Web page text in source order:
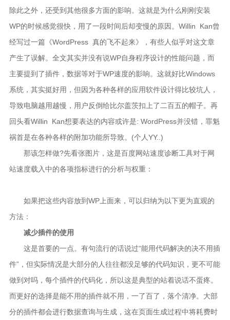
除此之外，还受到其他很多方面的影响。这就是为什么刚刚安装
WP的时候感觉很快，用了一段时间后却变慢的原因。Willin Kan曾
经写过一篇《WordPress 真的飞不起来》，有些人似乎对这文章
产生了误解。全文其实并没有说WP自身程序设计的性能问题，而
主要提到了插件，数据等对于WP速度的影响。这就好比Windows
系统，其实挺好用，但因为各种各样的应用软件设计得比较坑人，
导致电脑越用越慢，用户反倒给比尔盖茨扣上了二百五的帽子。再
回头看Willin Kan想要表达的内容或许是: WordPress并没错，罪魁
祸首是在各种各样的附加功能所导致。(个人YY..)
那该怎样做?先看张图片，这是百度网站速度诊断工具对于网
站速度载入中的各项指标进行的分析与权重：
如果把这些内容放到WP上面来，可以归纳为以下更为直观的
方法：
减少插件的使用
这是首要的一点。有句流行的话说过“能用代码解决的决不用插
件”，但实际情况是大部分的人往往都没足够的代码知识，更不可能
做到对吗，每个插件的代码化，所以这是典型的站着说话不蛋疼。
而更好的选择是能不用的插件就不用，一了百了，落个清净。大部
分的插件都会进行数据查询与生成，这在页面生成过程中将耗费时